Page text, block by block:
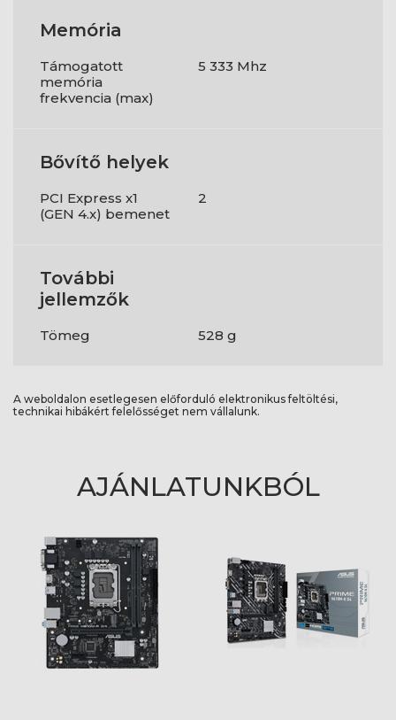
Memória
Támogatott
memória
frekvencia (max)
5 333 Mhz
Bővítő helyek
PCI Express x1
(GEN 4.x) bemenet
2
További
jellemzők
Tömeg 528 g
A weboldalon esetlegesen előforduló elektronikus feltöltési,
technikai hibákért felelősséget nem vállalunk.
AJÁNLATUNKBÓL